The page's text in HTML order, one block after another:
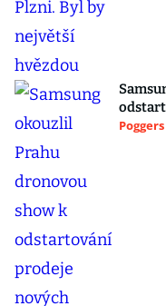
Poggers